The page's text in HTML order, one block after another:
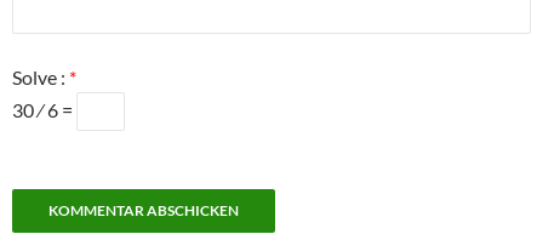
Solve : *
30 ⁄ 6 =